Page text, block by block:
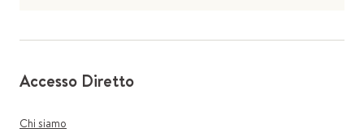
Accesso Diretto
Chi siamo